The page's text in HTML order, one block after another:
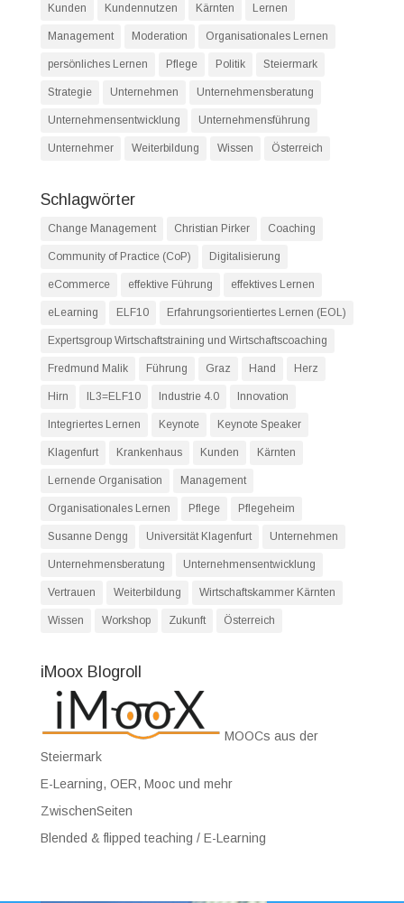
Kunden Kundennutzen Kärnten Lernen
Management Moderation Organisationales Lernen
persönliches Lernen Pflege Politik Steiermark
Strategie Unternehmen Unternehmensberatung
Unternehmensentwicklung Unternehmensführung
Unternehmer Weiterbildung Wissen Österreich
Schlagwörter
Change Management Christian Pirker Coaching
Community of Practice (CoP) Digitalisierung
eCommerce effektive Führung effektives Lernen
eLearning ELF10 Erfahrungsorientiertes Lernen (EOL)
Expertsgroup Wirtschaftstraining und Wirtschaftscoaching
Fredmund Malik Führung Graz Hand Herz
Hirn IL3=ELF10 Industrie 4.0 Innovation
Integriertes Lernen Keynote Keynote Speaker
Klagenfurt Krankenhaus Kunden Kärnten
Lernende Organisation Management
Organisationales Lernen Pflege Pflegeheim
Susanne Dengg Universität Klagenfurt Unternehmen
Unternehmensberatung Unternehmensentwicklung
Vertrauen Weiterbildung Wirtschaftskammer Kärnten
Wissen Workshop Zukunft Österreich
iMoox Blogroll
MOOCs aus der
Steiermark
E-Learning, OER, Mooc und mehr
ZwischenSeiten
Blended & flipped teaching / E-Learning